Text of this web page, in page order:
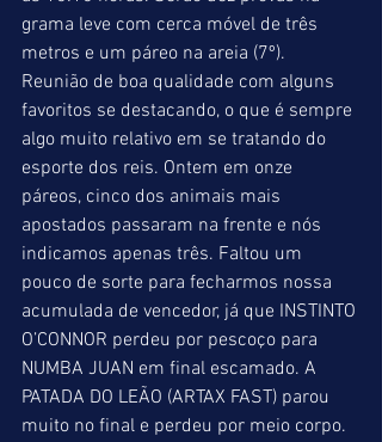
grama leve com cerca móvel de três
metros e um páreo na areia (7º).
Reunião de boa qualidade com alguns
favoritos se destacando, o que é sempre
algo muito relativo em se tratando do
esporte dos reis. Ontem em onze
páreos, cinco dos animais mais
apostados passaram na frente e nós
indicamos apenas três. Faltou um
pouco de sorte para fecharmos nossa
acumulada de vencedor, já que INSTINTO
O’CONNOR perdeu por pescoço para
NUMBA JUAN em final escamado. A
PATADA DO LEÃO (ARTAX FAST) parou
muito no final e perdeu por meio corpo.